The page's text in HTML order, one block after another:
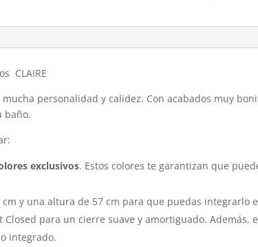
CLAIRE
personalidad y calidez. Con acabados muy
baño.
exclusivos. Estos colores te garantizan que
cm y una altura de 57 cm para que puedas integrarlo
Closed para un cierre suave y amortiguado. Además,
integrado.